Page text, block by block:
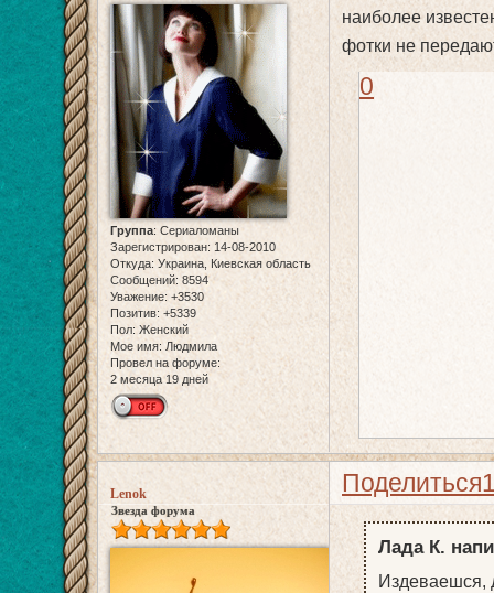
Группа: Сериаломаны
Зарегистрирован: 14-08-2010
Откуда: Украина, Киевская область
Сообщений: 8594
Уважение: +3530
Позитив: +5339
Пол: Женский
Мое имя: Людмила
Провел на форуме:
2 месяца 19 дней
наиболее
фотки не
0
Поделиться
Lenok
Звезда форума
Лада К.
Издеваешся,